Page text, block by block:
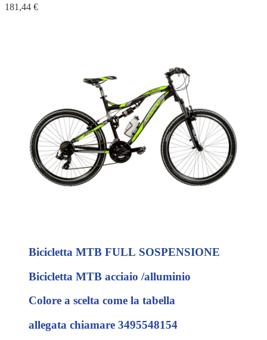
181,44 €
Bicicletta MTB FULL SOSPENSIONE
Bicicletta MTB acciaio /alluminio
Colore a scelta come la tabella
allegata chiamare 3495548154